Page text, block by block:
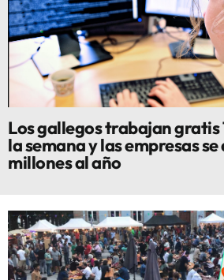
Los gallegos trabajan gratis
la semana y las empresas
millones al año